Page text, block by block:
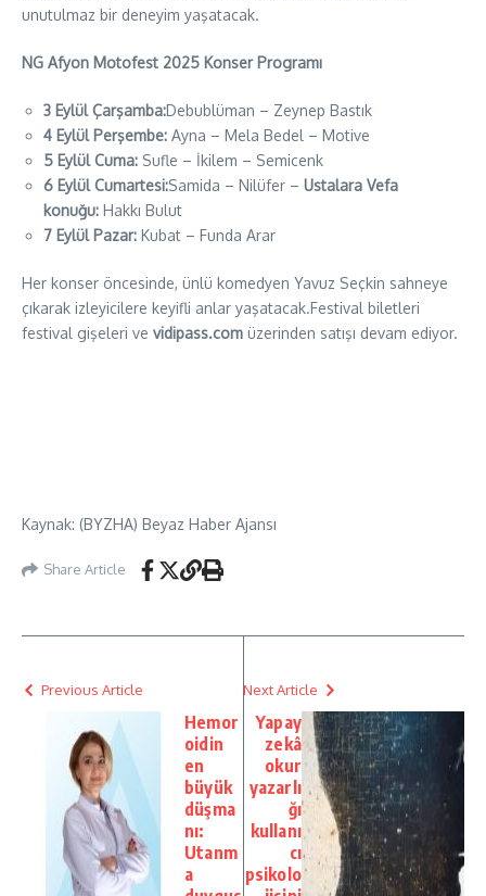
unutulmaz bir deneyim yaşatacak.
NG Afyon Motofest 2025 Konser Programı
3 Eylül Çarşamba:Debublüman – Zeynep Bastık
4 Eylül Perşembe: Ayna – Mela Bedel – Motive
5 Eylül Cuma: Sufle – İkilem – Semicenk
6 Eylül Cumartesi:Samida – Nilüfer – Ustalara Vefa
konuğu: Hakkı Bulut
7 Eylül Pazar: Kubat – Funda Arar
Her konser öncesinde, ünlü komedyen Yavuz Seçkin sahneye
çıkarak izleyicilere keyifli anlar yaşatacak.Festival biletleri
festival gişeleri ve vidipass.com üzerinden satışı devam ediyor.
Kaynak: (BYZHA) Beyaz Haber Ajansı
Share Article
Previous Article
Hemor
oidin
en
büyük
düşma
nı:
Utanm
a
Next Article
Yapay
zekâ
okur
yazarlı
ğı
kullanı
cı
psikolo